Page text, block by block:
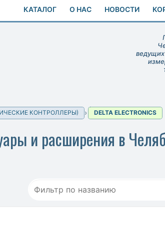
КАТАЛОГ О НАС НОВОСТИ
ведущих
КОНТРОЛЛЕРЫ) DELTA ELECTRONICS
и расширения в